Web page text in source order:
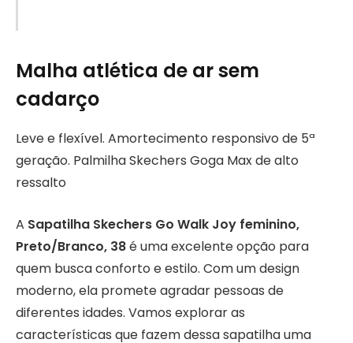
Malha atlética de ar sem
cadarço
Leve e flexível. Amortecimento responsivo de 5ª
geração. Palmilha Skechers Goga Max de alto
ressalto
A Sapatilha Skechers Go Walk Joy feminino,
Preto/Branco, 38é uma excelente opção para
quem busca conforto e estilo. Com um design
moderno, ela promete agradar pessoas de
diferentes idades. Vamos explorar as
características que fazem dessa sapatilha uma